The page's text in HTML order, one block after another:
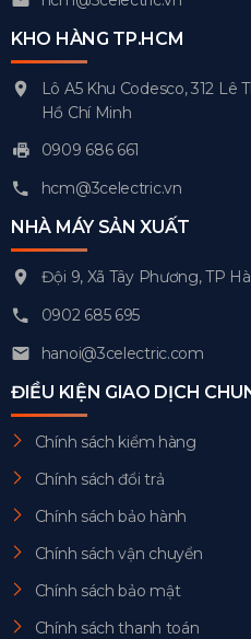
KHO HÀNG TP.HCM
Lô A5 Khu Codesco, 312 Lê
Hồ Chí Minh
0909 686 661
hcm@3celectric.vn
NHÀ MÁY SẢN XUẤT
Đội 9, Xã Tây Phương, TP
0902 685 695
hanoi@3celectric.com
ĐIỀU KIỆN GIAO DỊCH
Chính sách kiểm hàng
Chính sách đổi trả
Chính sách bảo hành
Chính sách vận chuyển
Chính sách bảo mật
Chính sách thanh toán